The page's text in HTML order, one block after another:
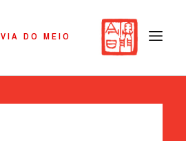
VIA DO MEIO